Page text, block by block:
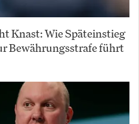
Knast: Wie Späteinstieg
Bewährungsstrafe führt